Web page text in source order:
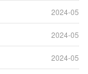
2024-05
2024-05
2024-05